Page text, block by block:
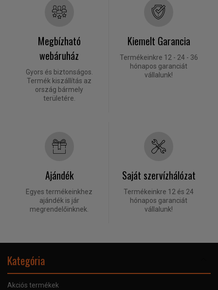
Megbízható
webáruház
Gyors és biztonságos.
Termék kiszállítás az
ország bármely
területére.
Kiemelt Garancia
Termékeinkre 12 - 24 - 36
hónapos garanciát
vállalunk!
Ajándék
Egyes termékeinkhez
ajándék is jár
megrendelőinknek.
Saját szervízhálózat
Termékeinkre 12 és 24
hónapos garanciát
vállalunk!
Kategória
Akciós termékek